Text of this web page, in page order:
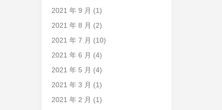
2021 年 9 月 (1)
2021 年 8 月 (2)
2021 年 7 月 (10)
2021 年 6 月 (4)
2021 年 5 月 (4)
2021 年 3 月 (1)
2021 年 2 月 (1)